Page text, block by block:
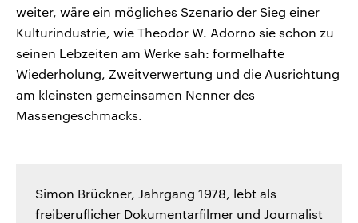
weiter, wäre ein mögliches Szenario der Sieg einer
Kulturindustrie, wie Theodor W. Adorno sie schon zu
seinen Lebzeiten am Werke sah: formelhafte
Wiederholung, Zweitverwertung und die Ausrichtung
am kleinsten gemeinsamen Nenner des
Massengeschmacks.
Simon Brückner, Jahrgang 1978, lebt als
freiberuflicher Dokumentarfilmer und Journalist